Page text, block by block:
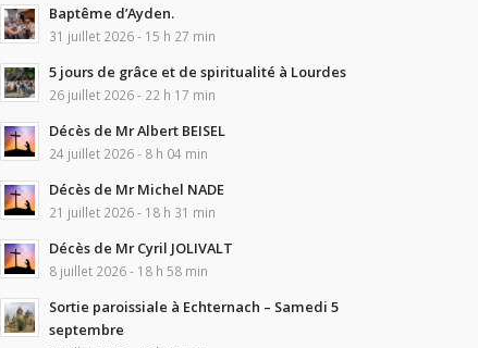
Baptême d’Ayden.
31 juillet 2026 - 15 h 27 min
5 jours de grâce et de spiritualité à Lourdes
26 juillet 2026 - 22 h 17 min
Décès de Mr Albert BEISEL
24 juillet 2026 - 8 h 04 min
Décès de Mr Michel NADE
21 juillet 2026 - 18 h 31 min
Décès de Mr Cyril JOLIVALT
8 juillet 2026 - 18 h 58 min
Sortie paroissiale à Echternach – Samedi 5
septembre